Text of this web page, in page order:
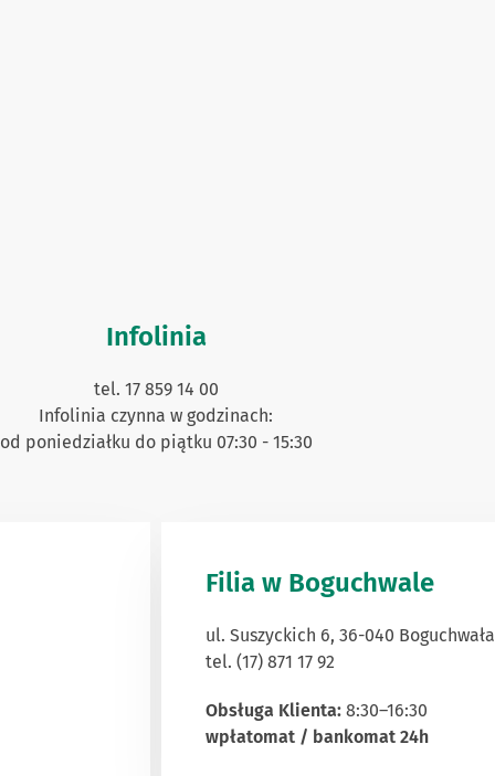
Infolinia
tel. 17 859 14 00
Infolinia czynna w godzinach:
od poniedziałku do piątku 07:30 - 15:30
Filia w Boguchwale
ul. Suszyckich 6, 36-040 Boguchwała
tel. (17) 871 17 92
Obsługa Klienta: 8:30–16:30
wpłatomat / bankomat 24h